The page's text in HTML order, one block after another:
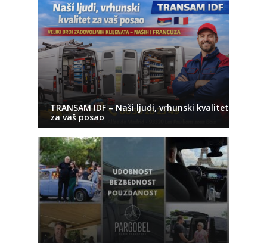
TRANSAM IDF – Naši ljudi, vrhunski kvalitet
za vaš posao